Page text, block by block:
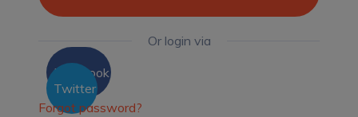
Or login via
Facebook
Twitter
Forgot password?